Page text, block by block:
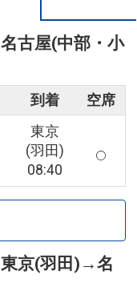
名古屋(中部・小
到着 空席
東京
(羽田)
08:40
東京(羽田) →名